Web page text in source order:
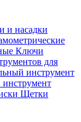
и насадки
Ключи
для
инструмент
инструмент
Щетки